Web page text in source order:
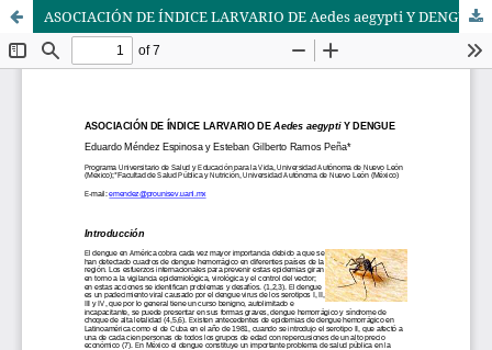
ASOCIACIÓN DE ÍNDICE LARVARIO DE Aedes aegypti Y DENGUE